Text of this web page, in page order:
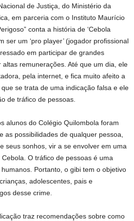
de Justiça, do Ministério da
em parceria com o Instituto Maurício
conta a história de ‘Cebola
ser um ‘pro player’ (jogador profissional
em participar de grandes
remunerações. Até que um dia, ele
pela internet, e fica muito afeito a
se trata de uma indicação falsa e ele
de tráfico de pessoas.
alunos do Colégio Quilombola foram
as possibilidades de qualquer pessoa,
seus sonhos, vir a se envolver em uma
O tráfico de pessoas é uma
Portanto, o gibi tem o objetivo
adolescentes, pais e
desse crime.
traz recomendações sobre como